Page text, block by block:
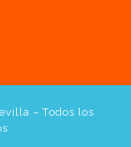
– Todos los